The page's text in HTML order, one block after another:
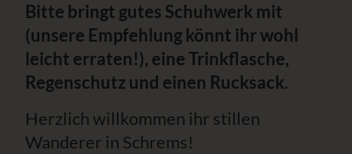
Bitte bringt gutes Schuhwerk mit
(unsere Empfehlung könnt ihr wohl
leicht erraten!), eine Trinkflasche,
Regenschutz und einen Rucksack.
Herzlich willkommen ihr stillen
Wanderer in Schrems!